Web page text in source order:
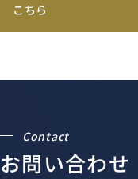
こちら
Contact
お問い合わせ